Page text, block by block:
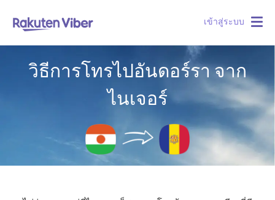
เข้าสู่ระบบ
วิธีการโทรไปอันดอร์รา จาก
ไนเจอร์